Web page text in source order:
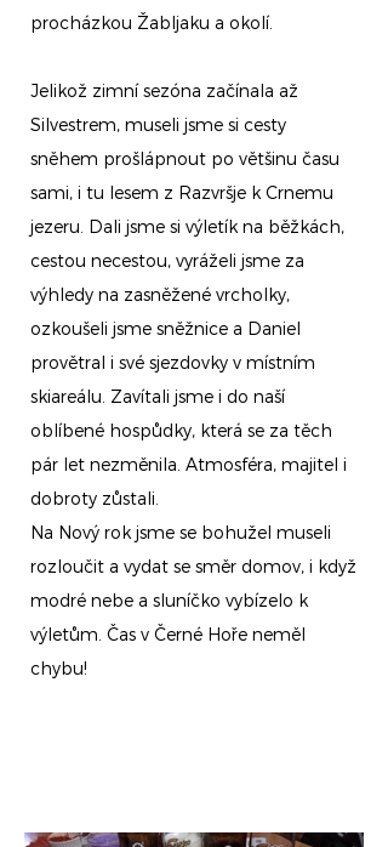
procházkou Žabljaku a okolí.
Jelikož zimní sezóna začínala až
Silvestrem, museli jsme si cesty
sněhem prošlápnout po většinu času
sami, i tu lesem z Razvršje k Crnemu
jezeru. Dali jsme si výletík na běžkách,
cestou necestou, vyráželi jsme za
výhledy na zasněžené vrcholky,
ozkoušeli jsme sněžnice a Daniel
provětral i své sjezdovky v místním
skiareálu. Zavítali jsme i do naší
oblíbené hospůdky, která se za těch
pár let nezměnila. Atmosféra, majitel i
dobroty zůstali.
Na Nový rok jsme se bohužel museli
rozloučit a vydat se směr domov, i když
modré nebe a sluníčko vybízelo k
výletům. Čas v Černé Hoře neměl
chybu!